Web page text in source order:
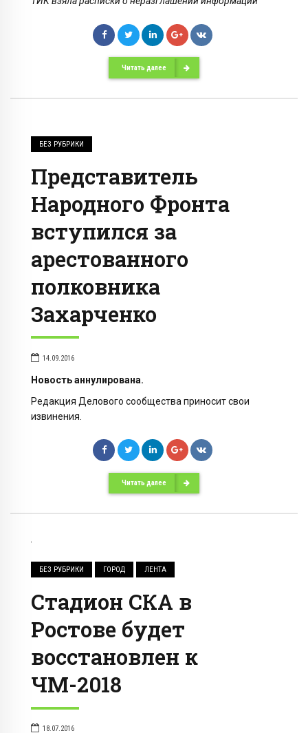
Читать далее
БЕЗ РУБРИКИ
Представитель
Народного Фронта
вступился за
арестованного
полковника
Захарченко
14.09.2016
Новость аннулирована.
Редакция Делового сообщества приносит свои
извинения.
Читать далее
БЕЗ РУБРИКИ ГОРОД ЛЕНТА
Стадион СКА в
Ростове будет
восстановлен к
ЧМ-2018
18.07.2016